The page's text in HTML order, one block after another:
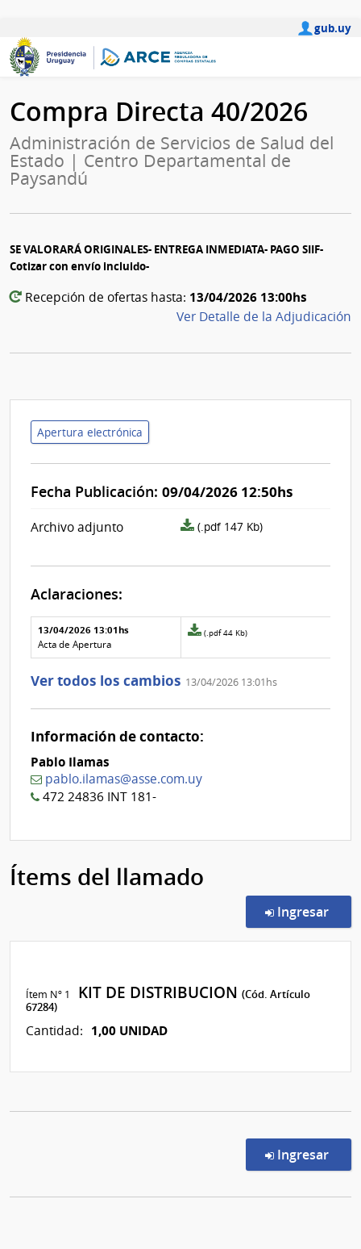
gub.uy
Compra Directa 40/2026
Administración de Servicios de Salud del
Estado | Centro Departamental de
Paysandú
SE VALORARÁ ORIGINALES- ENTREGA INMEDIATA- PAGO SIIF-
Cotizar con envío incluido-
Recepción de ofertas hasta: 13/04/2026 13:00hs
Ver Detalle de la Adjudicación
Apertura electrónica
Fecha Publicación: 09/04/2026 12:50hs
Archivo adjunto
archivo
(.pdf 147 Kb)
Aclaraciones:
Aclaraciones del llamado
Fecha y
texto de
la
Archivo
de la
13/04/2026 13:01hs
Acta de Apertura
Archivo
de
aclaración
0
(.pdf 44 Kb)
Ver todos los cambios 13/04/2026 13:01hs
Información de contacto:
Pablo Ilamas
pablo.ilamas@asse.com.uy
472 24836 INT 181-
Ítems del llamado
Ingresar
Ítem Nº 1 KIT DE DISTRIBUCION(Cód. Artículo
67284)
Cantidad: 1,00 UNIDAD
Ingresar